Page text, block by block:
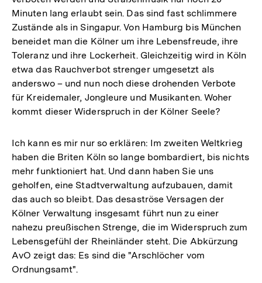
Minuten lang erlaubt sein. Das sind fast schlimmere
Zustände als in Singapur. Von Hamburg bis München
beneidet man die Kölner um ihre Lebensfreude, ihre
Toleranz und ihre Lockerheit. Gleichzeitig wird in Köln
etwa das Rauchverbot strenger umgesetzt als
anderswo – und nun noch diese drohenden Verbote
für Kreidemaler, Jongleure und Musikanten. Woher
kommt dieser Widerspruch in der Kölner Seele?
Ich kann es mir nur so erklären: Im zweiten Weltkrieg
haben die Briten Köln so lange bombardiert, bis nichts
mehr funktioniert hat. Und dann haben Sie uns
geholfen, eine Stadtverwaltung aufzubauen, damit
das auch so bleibt. Das desaströse Versagen der
Kölner Verwaltung insgesamt führt nun zu einer
nahezu preußischen Strenge, die im Widerspruch zum
Lebensgefühl der Rheinländer steht. Die Abkürzung
AvO zeigt das: Es sind die "Arschlöcher vom
Ordnungsamt".